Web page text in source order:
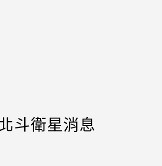
斗衛星消息